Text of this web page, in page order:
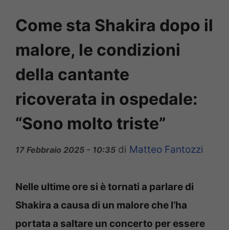
Come sta Shakira dopo il
malore, le condizioni
della cantante
ricoverata in ospedale:
“Sono molto triste”
17 Febbraio 2025 - 10:35 di Matteo Fantozzi
Nelle ultime ore si è tornati a parlare di
Shakira a causa di un malore che l’ha
portata a saltare un concerto per essere